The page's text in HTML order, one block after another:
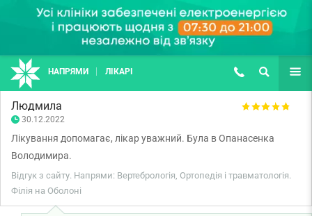
Людмила
30.12.2022
Лікування допомагає, лікар уважний. Була в Опанасенка
Володимира.
Відгук з сайту. Напрями: Вертебрологія, Ортопедія і травматологія.
Філія на Оболоні
НАПРЯМИ ЛІКАРІ (067) 127-03-03
ПОШУК ЩЕ